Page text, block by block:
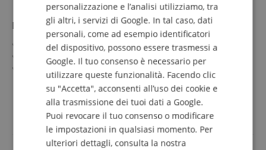
Eurolite RUBBERLIGHT RL1-230V Verde 5m
Tubo luminoso estremamente flessibile
Per uso interno ed esterno (IP44)
Lampade ottimamente protette in materiale plastico
pieno rotondo
Realizza le tue idee di design
Lunga durata delle lampade
mostra di più
20,90 €
IVA.incl. +spedizione (IT)
personalizzazione e l’analisi utilizziamo, tra
gli altri, i servizi di Google. In tal caso, dati
personali, come ad esempio identificatori
del dispositivo, possono essere trasmessi a
Google. Il tuo consenso è necessario per
utilizzare queste funzionalità. Facendo clic
su "Accetta", acconsenti all’uso dei cookie e
alla trasmissione dei tuoi dati a Google.
Puoi revocare il tuo consenso o modificare
le impostazioni in qualsiasi momento. Per
ulteriori dettagli, consulta la nostra